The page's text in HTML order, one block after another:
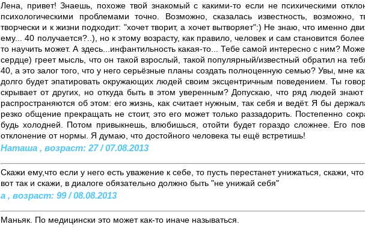
Лена, привет! Знаешь, похоже твой знакомый с какими-то если не психическими
психологическими проблемами точно. Возможно, сказалась известность, возможно,
творчески и к жизни подходит: "хочет творит, а хочет вытворяет":) Не знаю, что именно
ему... 40 получается?..), но к этому возрасту, как правило, человек и сам становится
то научить может. А здесь...инфантильность какая-то... Тебе самой интересно с ним?
сердце) греет мысль, что он такой взрослый, такой популярный/известный обратил на
40, а это залог того, что у него серьёзные планы создать полноценную семью? Увы, мне
долго будет эпатировать окружающих людей своим эксцентричным поведением. Ты
скрывает от других, но откуда быть в этом уверенным? Допускаю, что ряд людей
распространяются об этом: его жизнь, как считает нужным, так себя и ведёт. Я бы
резко общение прекращать не стоит, это его может только раззадорить. Постепенно
будь холодней. Потом привыкнешь, влюбишься, отойти будет гораздо сложнее. Его
отклонение от нормы. Я думаю, что достойного человека ты ещё встретишь!
Наташа , возраст: 27 / 07.08.2013
Скажи ему,что если у него есть уважение к себе, то пусть перестанет унижаться, скажи,
вот так и скажи, в диалоге обязательно должно быть "не унижай себя"
а , возраст: 99 / 08.08.2013
Маньяк. По медицински это может как-то иначе называться.